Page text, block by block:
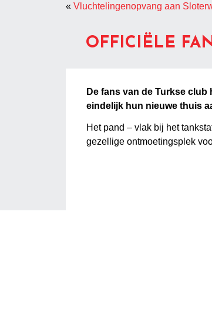
« Vluchtelingenopvang aan
OFFICIËLE
De fans van de Turkse
eindelijk hun nieuwe thuis
Het pand – vlak bij het
gezellige ontmoetingsplek